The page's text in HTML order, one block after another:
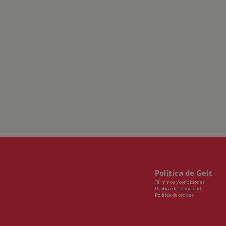
Politica de Gelt
Términos y condiciones
Política de privacidad
Política de cookies